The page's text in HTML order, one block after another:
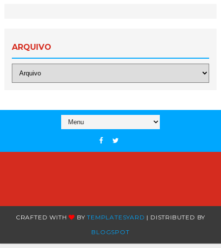
ARQUIVO
CRAFTED WITH BYTEMPLATESYARD | DISTRIBUTED BY
BLOGSPOT